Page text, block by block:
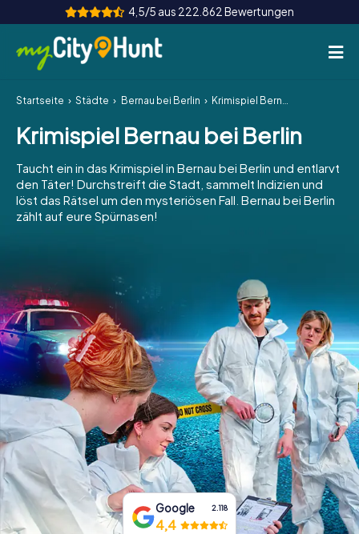
4,5/5 aus 222.862 Bewertungen
So funktioniert's
Städte
Touren
Teamevent
INT AT
ES
IE
IT
NL
Tickets buchen
Gutscheine bestellen
Startseite Städte Bernau bei Berlin Krimispiel Bernau bei Berlin
Krimispiel Bernau bei Berlin
Taucht ein in das Krimispiel in Bernau bei Berlin und entlarvt
den Täter! Durchstreift die Stadt, sammelt Indizien und
löst das Rätsel um den mysteriösen Fall. Bernau bei Berlin
zählt auf eure Spürnasen!
Google 2.118
4,4